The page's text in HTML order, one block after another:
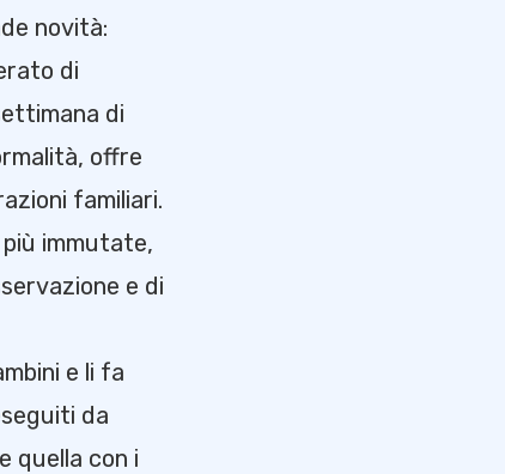
novità:
di
di
offre
familiari.
immutate,
e di
e li fa
da
quella con i